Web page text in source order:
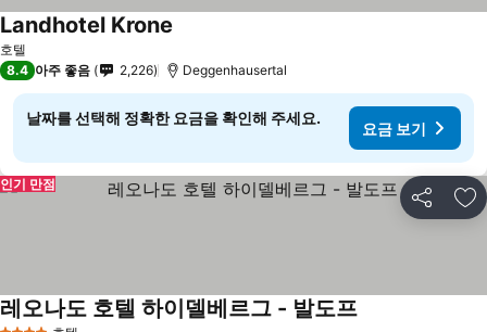
호텔
Landhotel Krone
8.4 아주 좋음 2,226 Deggenhausertal
날짜를 선택해 정확한 요금을 확인해 주세요.
요금 보기
공유 즐
인기 만점
레오나도 호텔 하이델베르그 - 발도프